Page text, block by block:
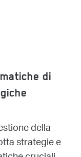
di
della
strategie e